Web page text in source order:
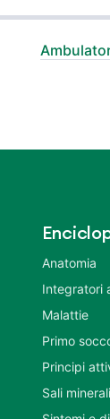
Anatomia
Integratori
Malattie
Primo
Principi
Sali minerali